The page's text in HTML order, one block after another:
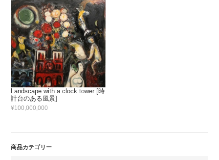
Landscape with a clock tower [時
計台のある風景]
¥100,000,000
商品カテゴリー